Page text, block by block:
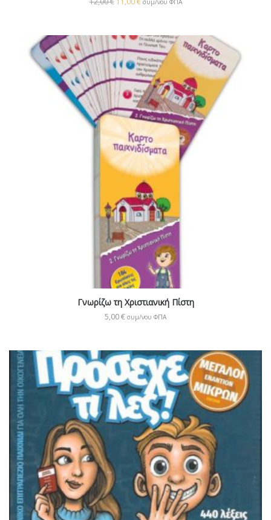
συμ/νου ΦΠΑ
Γνωρίζω τη Χριστιανική Πίστη
5,00€ συμ/νου ΦΠΑ